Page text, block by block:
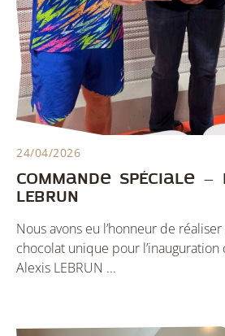
Commande spéciale
LEBRUN
Nous avons eu l’honneur de
chocolat unique pour l’inauguration
Alexis LEBRUN ...
24/04/2026